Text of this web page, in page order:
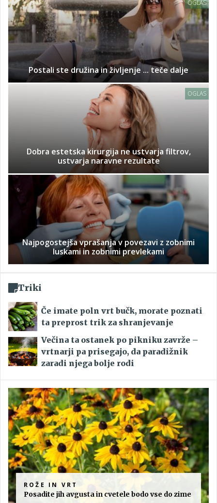
OGLAS
Postali ste družina in življenje ... teče dalje
OGLAS
Dobra estetska kirurgija ne ustvarja filtrov,
ustvarja naravne rezultate
Najpogostejša vprašanja v povezavi z zobnimi
luskami in zobnimi prevlekami
Triki
Če imate poln vrt bučk, morate poznati
ta preprost trik za shranjevanje
Večina ta ostanek po pikniku zavrže –
vrtnarji pa prisegajo, da paradižnik
zaradi njega bolje rodi
ROŽE IN VRT
Posadite jih avgusta in cvetele bodo vse do zime